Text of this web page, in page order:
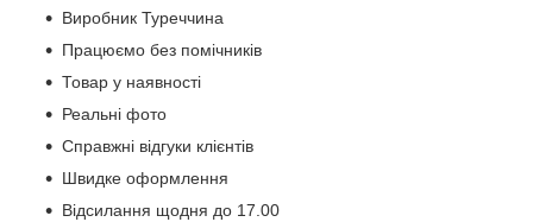
Виробник Туреччина
Працюємо без помічників
Товар у наявності
Реальні фото
Справжні відгуки клієнтів
Швидке оформлення
Відсилання щодня до 17.00